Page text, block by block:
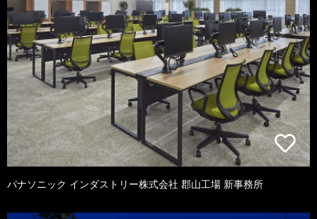
パナソニック インダストリー株式会社 郡山工場 新事務所